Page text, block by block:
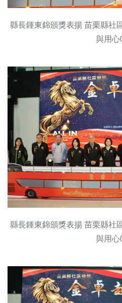
縣長鍾東錦頒獎表揚 苗栗縣社
與用心
縣長鍾東錦頒獎表揚 苗栗縣社
與用心